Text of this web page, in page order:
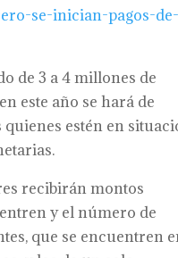
se-inician-pagos-
de 3 a 4 millones de
este año se hará de
estén en
recibirán montos
y el número de
que se encuentren